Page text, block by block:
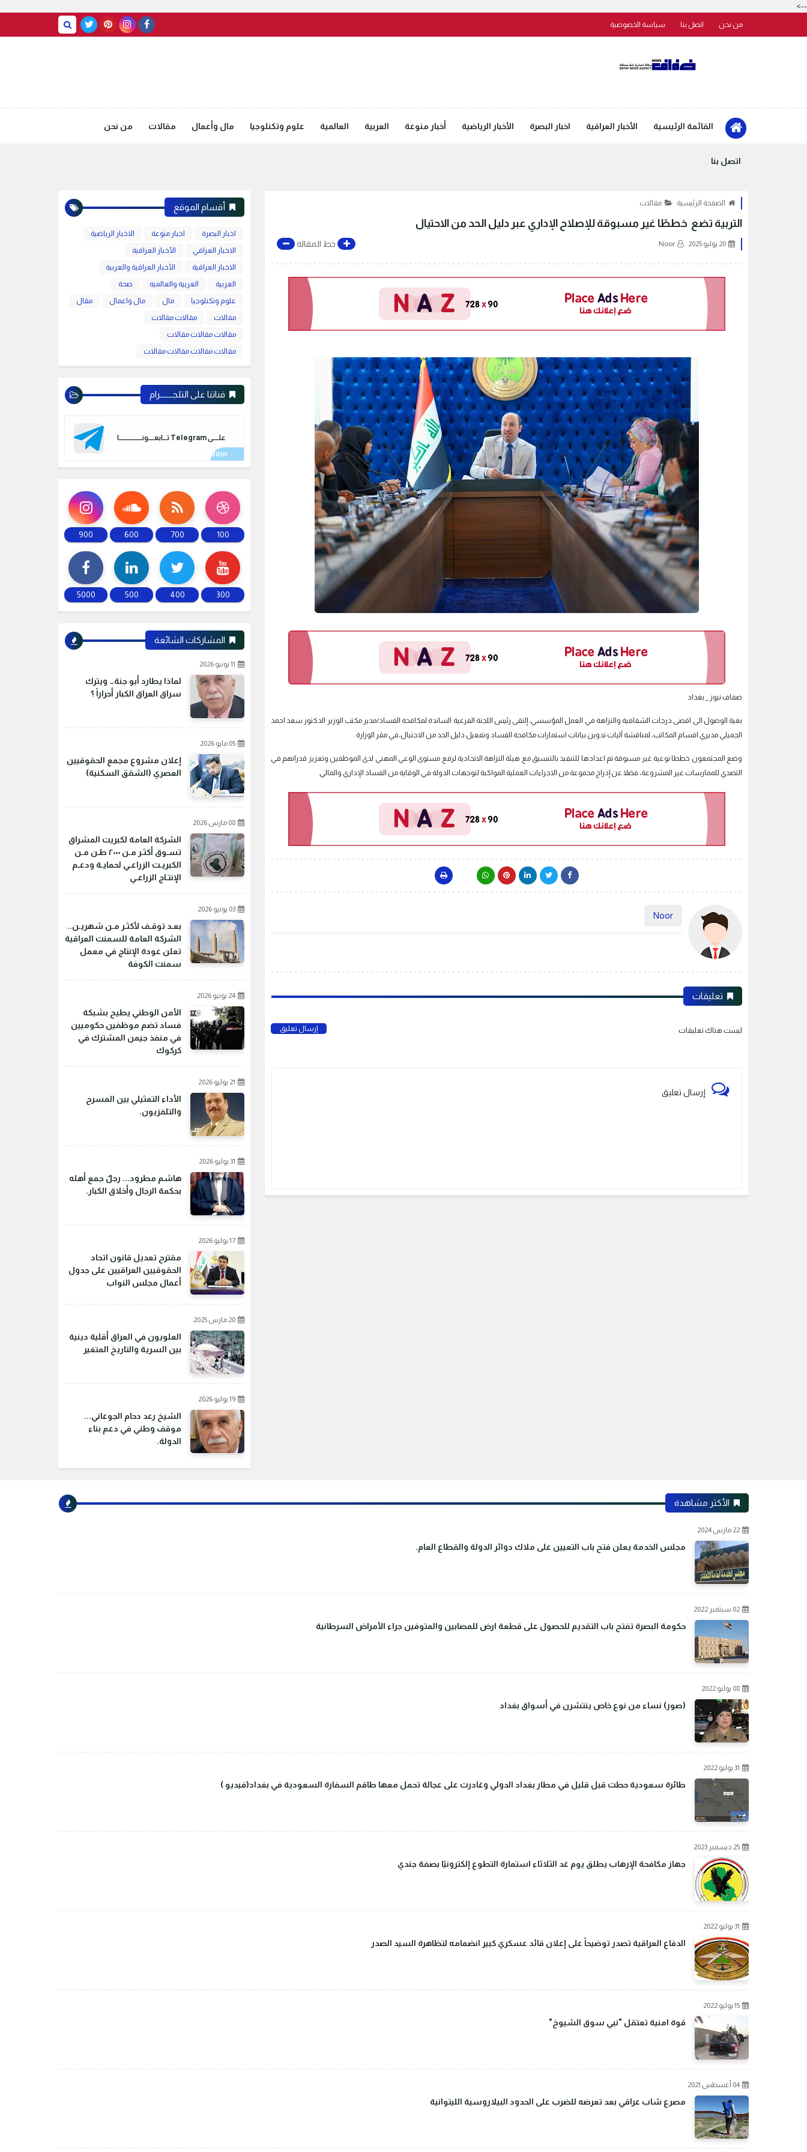
-->
من نحن اتصل بنا سياسة الخصوصية
القائمة الرئيسية الأخبار العراقية اخبار البصرة الأخبار الرياضية أخبار منوعة العربية العالمية علوم وتكنلوجيا مال وأعمال مقالات من نحن
اتصل بنا
الصفحة الرئيسية مقالات
التربية تضع خططًا غير مسبوقة للإصلاح الإداري عبر دليل الحد من الاحتيال
20 يوليو 2025 Noor خط المقالة
ضفاف نيوز _ بغداد
بغية الوصول الى اقصى درجات الشفافية والنزاهة في العمل المؤسسي، إلتقى رئيس اللجنة الفرعية الساندة لمكافحة الفساد/مدير مكتب الوزير الدكتور سعد احمد
الجميلي مديري اقسام المكاتب، لمناقشة آليات تدوين بيانات استمارات مكافحة الفساد وتفعيل دليل الحد من الاحتيال،في مقر الوزارة .
وضع المجتمعون خططا نوعية غير مسبوقة تم اعدادها للتنفيذ بالتنسيق مع هيئة النزاهة الاتحادية لرفع مستوى الوعي المهني لدى الموظفين وتعزيز قدراتهم في
التصدي للممارسات غير المشروعة، فضلا عن إدراج مجموعة من الاجراءات العملية المواكبة لتوجهات الدولة في الوقاية من الفساد الإداري والمالي.
Noor
تعليقات
ليست هناك تعليقات إرسال تعليق
إرسال تعليق
أقسام الموقع
اخبار البصرة اخبار منوعة
الاخبار الرياضية
الاخبار العراقي
الأخبار العراقية
الاخبار العراقية
الأخبار العراقية والعربية
العربية
العربية والعالمية
صحة
علوم وتكنلوجيا
مال مال واعمال
مقال
مقالات
مقالات مقالات
مقالات مقالات مقالات
مقالات مقالات مقالات مقالات
قناتنا على التلجـــــــرام
علـــــى Telegram تـــابعـــــونـــــــــــــــــــا
100
700
600
900
300
400
500
5000
المشاركات الشائعة
11 يونيو 2026
لماذا يطارد أبو جنة… ويترك
سراق العراق الكبار أحراراً ؟
05 مايو 2026
إعلان مشروع مجمع الحقوقيين
العصري (الشقق السكنية)
08 مارس 2026
الشركة العامة لكبريت المشراق
تسـوق أكثـر مـن ٢٠٠٠ طـن مـن
الكبريـت الزراعـي لحمايـة ودعـم
الإنتـاج الزراعـي
03 يونيو 2026
بعـد توقـف لأكثـر مـن شهريـن..
الشركة العامة للسمنت العراقية
تعلن عودة الإنتاج في معمل
سمنت الكوفة
24 يونيو 2026
الأمن الوطني يطيح بشبكة
فساد تضم موظفين حكوميين
في منفذ جيمن المشترك في
كركوك
21 يوليو 2026
الأداء التمثيلي بين المسرح
والتلفزيون.
31 يوليو 2026
هاشم مطرود... رجلٌ جمع أهله
بحكمة الرجال وأخلاق الكبار.
17 يوليو 2026
مقترح تعديل قانون اتحاد
الحقوقيين العراقيين على جدول
أعمال مجلس النواب
20 مارس 2025
العلويون في العراق أقلية دينية
بين السرية والتاريخ المتغير
19 يوليو 2026
الشيخ رعد دحام الجوعاني...
موقف وطني في دعم بناء
الدولة.
الأكثر مشاهدة
22 مارس 2024
مجلس الخدمة يعلن فتح باب التعيين على ملاك دوائر الدولة والقطاع العام.
02 سبتمبر 2022
حكومة البصرة تفتح باب التقديم للحصول على قطعة ارض للمصابين والمتوفين جراء الأمراض السرطانية
08 يوليو 2022
(صور) نساء من نوع خاص ينتشرن في أسواق بغداد
31 يوليو 2022
طائرة سعودية حطت قبل قليل في مطار بغداد الدولي وغادرت على عجالة تحمل معها طاقم السفارة السعودية في بغداد(فيديو )
25 ديسمبر 2023
جهاز مكافحة الإرهاب يطلق يوم غد الثلاثاء استمارة التطوع إلكترونيًا بصفة جندي
31 يوليو 2022
الدفاع العراقية تصدر توضيحاً على إعلان قائد عسكري كبير انضمامه لتظاهرة السيد الصدر
15 يوليو 2022
قوة امنية تعتقل "نبي سوق الشيوخ"
04 أغسطس 2021
مصرع شاب عراقي بعد تعرضه للضرب على الحدود البيلاروسية الليتوانية